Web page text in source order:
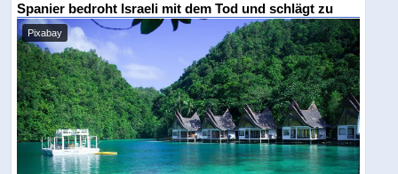
Spanier bedroht Israeli mit dem Tod und schlägt zu
Pixabay